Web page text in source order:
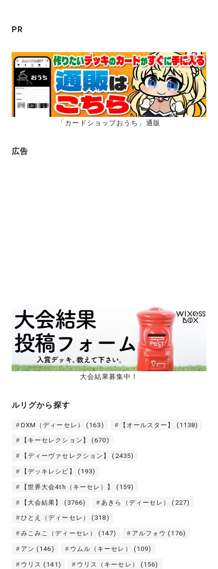
ン
PR
「カードショップおうち」通販
広告
大会結果募集中！
ルリグから探す
DXM（ディーセレ） (163) 【オールスター】 (1138)
【キーセレクション】 (670)
【ディーヴァセレクション】 (2435)
【デッキレシピ】 (193)
【世界大会4th（キーセレ）】 (159)
【大会結果】 (3766) あきら（ディーセレ） (227)
ひとえ（ディーセレ） (318)
みこみこ（ディーセレ） (147) アルフォウ (176)
アン (146) ウムル（キーセレ） (109)
ウリス (141) ウリス（キーセレ） (156)